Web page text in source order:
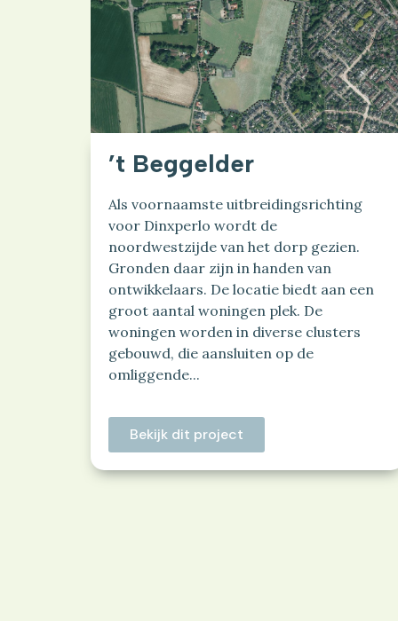
’t Beggelder
Als voornaamste uitbreidingsrichting
voor Dinxperlo wordt de
noordwestzijde van het dorp gezien.
Gronden daar zijn in handen van
ontwikkelaars. De locatie biedt aan een
groot aantal woningen plek. De
woningen worden in diverse clusters
gebouwd, die aansluiten op de
omliggende...
Bekijk dit project